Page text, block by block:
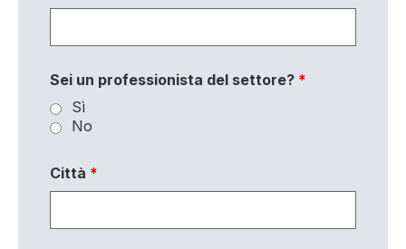
Sei un professionista del settore? *
Sì
No
Città *